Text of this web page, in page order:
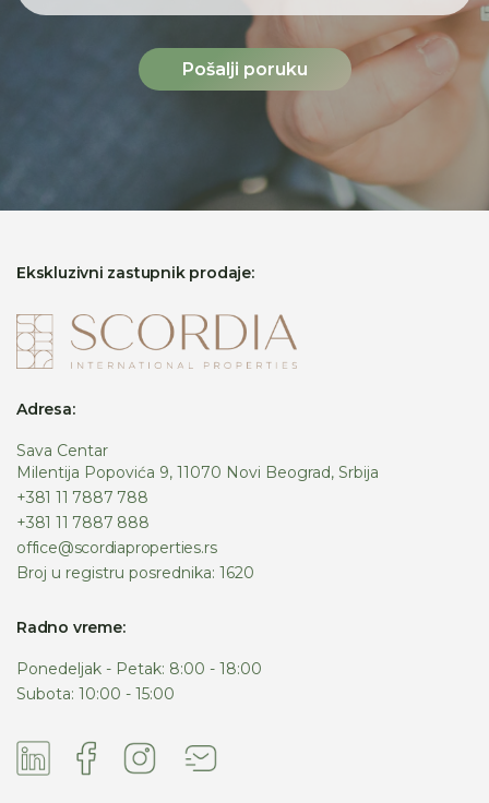
Pošalji poruku
Ekskluzivni zastupnik prodaje:
Adresa:
Sava Centar
Milentija Popovića 9, 11070 Novi Beograd, Srbija
+381 11 7887 788
+381 11 7887 888
office@scordiaproperties.rs
Broj u registru posrednika: 1620
Radno vreme:
Ponedeljak - Petak: 8:00 - 18:00
Subota: 10:00 - 15:00